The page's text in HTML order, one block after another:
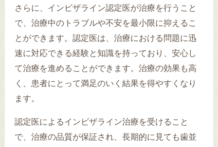
さらに、インビザライン認定医が治療を行うこと
で、治療中のトラブルや不安を最小限に抑えるこ
とができます。認定医は、治療における問題に迅
速に対応できる経験と知識を持っており、安心し
て治療を進めることができます。治療の効果も高
く、患者にとって満足のいく結果を得やすくなり
ます。
認定医によるインビザライン治療を受けること
で、治療の品質が保証され、長期的に見ても歯並